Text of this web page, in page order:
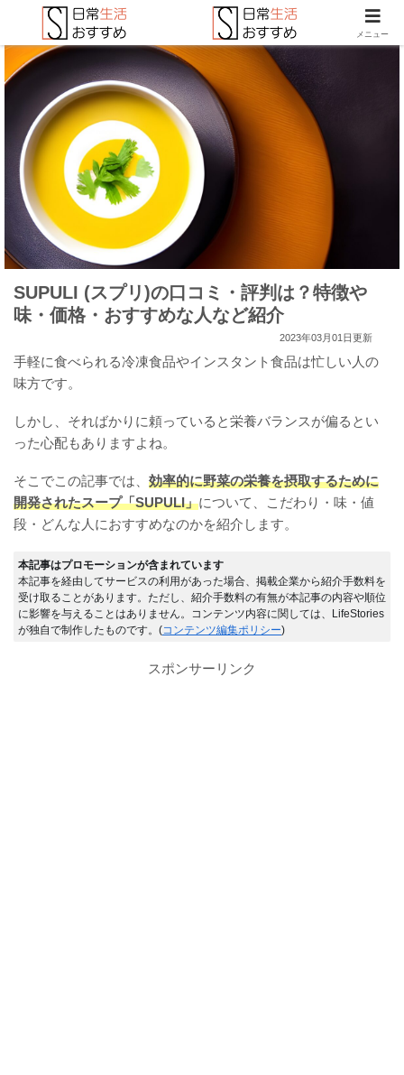
SUPULI (スプリ)の口コミ・評判は？特徴や
味・価格・おすすめな人など紹介
2023年03月01日更新
手軽に食べられる冷凍食品やインスタント食品は忙しい人の
味方です。
しかし、そればかりに頼っていると栄養バランスが偏るとい
った心配もありますよね。
そこでこの記事では、 効率的に野菜の栄養を摂取するために
開発されたスープ「SUPULI」について、こだわり・味・値
段・どんな人におすすめなのかを紹介します。
本記事はプロモーションが含まれています
本記事を経由してサービスの利用があった場合、掲載企業から紹介手数料を
受け取ることがあります。ただし、紹介手数料の有無が本記事の内容や順位
に影響を与えることはありません。コンテンツ内容に関しては、LifeStories
が独自で制作したものです。(コンテンツ編集ポリシー)
スポンサーリンク
メニュー